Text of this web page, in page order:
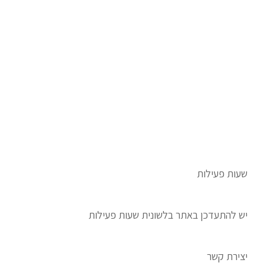
שעות פעילות
יש להתעדכן באתר בלשונית שעות פעילות
יצירת קשר